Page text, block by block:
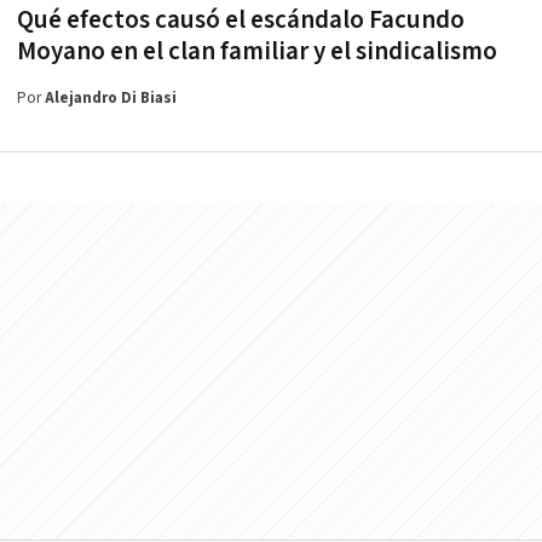
Qué efectos causó el escándalo Facundo
Moyano en el clan familiar y el sindicalismo
PorAlejandro Di Biasi